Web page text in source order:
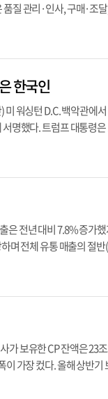
질 관리·인사, 구매·조
한국인
워싱턴 D.C. 백악관에
명했다. 트럼프 대통령은
은 전년 대비 7.8% 증가
며 전체 유통 매출의 절반
가 보유한 CP 잔액은 23
가장 컸다. 올해 상반기